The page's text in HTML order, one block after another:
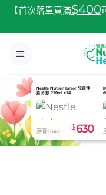
內
【首次落單買滿$400
Nestle Nutren Junior 兒童佳
膳 即飲 250ml x24
原價$640 $ 630